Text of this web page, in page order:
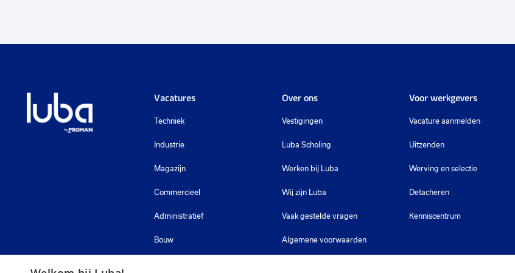
Vacatures
Techniek
Industrie
Magazijn
Commercieel
Administratief
Bouw
Over ons
Vestigingen
Luba Scholing
Werken bij Luba
Wij zijn Luba
Vaak gestelde vragen
Algemene voorwaarden
Voor werkgevers
Vacature aanmelden
Uitzenden
Werving en selectie
Detacheren
Kenniscentrum